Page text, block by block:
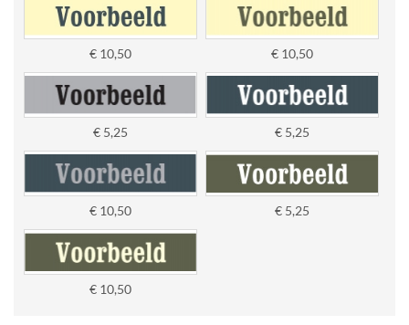
€ 10,50 € 10,50
€ 5,25 € 5,25
€ 10,50 € 5,25
€ 10,50